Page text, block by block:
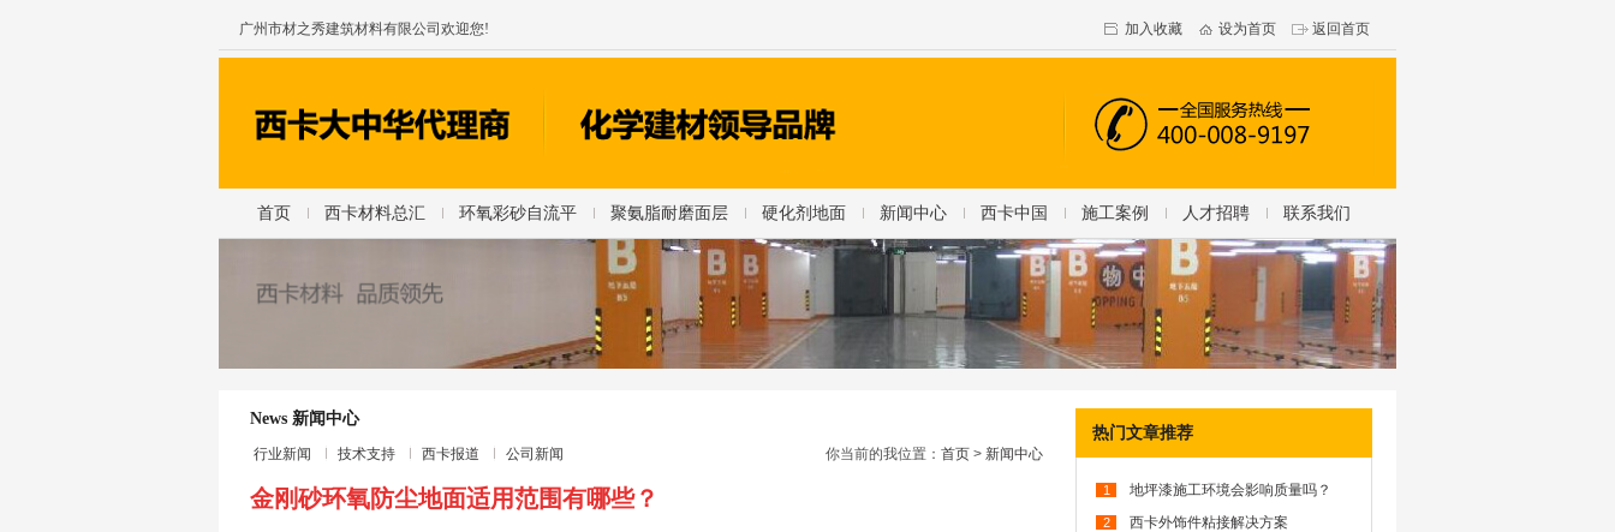
广州市材之秀建筑材料有限公司欢迎您! 加入收藏 设为首页 返回首页
首页 西卡材料总汇 环氧彩砂自流平 聚氨脂耐磨面层 硬化剂地面 新闻中心 西卡中国 施工案例 人才招聘 联系我们
News 新闻中心
行业新闻 技术支持 西卡报道 公司新闻 你当前的我位置： 首页 > 新闻中心
金刚砂环氧防尘地面适用范围有哪些？
热门文章推荐
1 地坪漆施工环境会影响质量吗？
2 西卡外饰件粘接解决方案